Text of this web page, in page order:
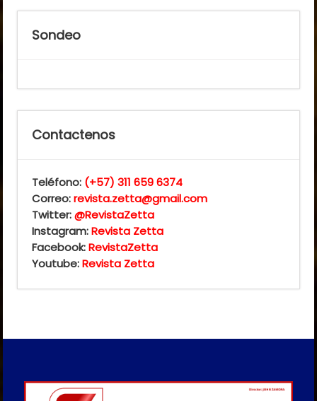
Sondeo
Contactenos
Teléfono: (+57) 311 659 6374
Correo:revista.zetta@gmail.com
Twitter:@RevistaZetta
Instagram:Revista Zetta
Facebook:RevistaZetta
Youtube:Revista Zetta